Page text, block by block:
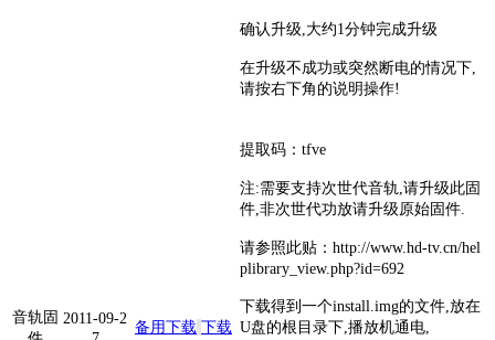
确认升级,大约1分钟完成升级
在升级不成功或突然断电的情况下,
请按右下角的说明操作!
音轨固 2011-09-2
备用下载 下载
提取码：tfve
注:需要支持次世代音轨,请升级此固
件,非次世代功放请升级原始固件.
请参照此贴：http://www.hd-tv.cn/hel
plibrary_view.php?id=692
下载得到一个install.img的文件,放在
U盘的根目录下,播放机通电,